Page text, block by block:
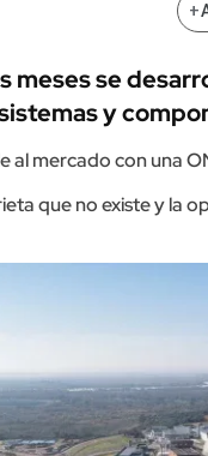
+
meses se
y
al mercado con una
que no existe y la